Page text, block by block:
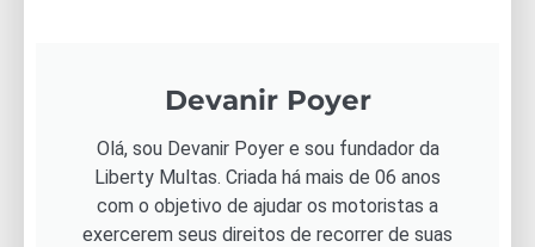
Devanir Poyer
Olá, sou Devanir Poyer e sou fundador da
Liberty Multas. Criada há mais de 06 anos
com o objetivo de ajudar os motoristas a
exercerem seus direitos de recorrer de suas